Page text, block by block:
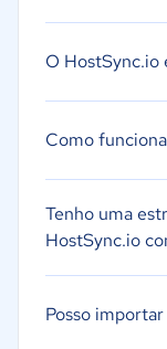
O HostSync.io
Como
Tenho uma
HostSync.io
Posso